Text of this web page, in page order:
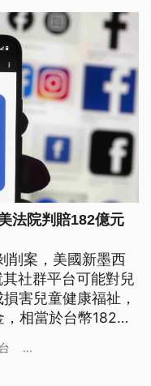
法院判賠182億元
削案，美國新墨西
社群平台可能對兒
害兒童健康福祉，
相當於台幣182億
年用戶傳送訊息、
...